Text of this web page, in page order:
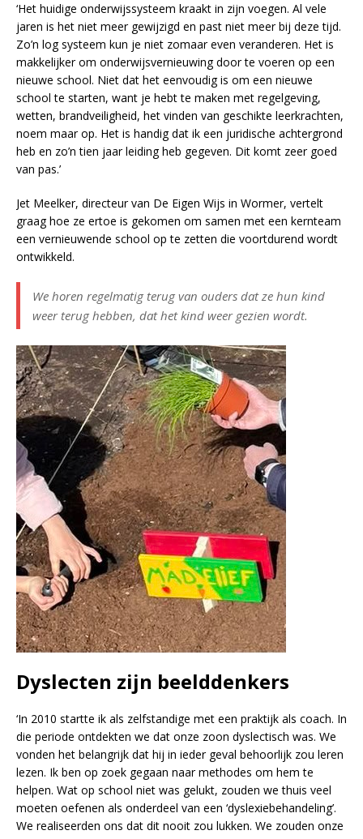
‘Het huidige onderwijssysteem kraakt in zijn voegen. Al vele
jaren is het niet meer gewijzigd en past niet meer bij deze tijd.
Zo’n log systeem kun je niet zomaar even veranderen. Het is
makkelijker om onderwijsvernieuwing door te voeren op een
nieuwe school. Niet dat het eenvoudig is om een nieuwe
school te starten, want je hebt te maken met regelgeving,
wetten, brandveiligheid, het vinden van geschikte leerkrachten,
noem maar op. Het is handig dat ik een juridische achtergrond
heb en zo’n tien jaar leiding heb gegeven. Dit komt zeer goed
van pas.’
Jet Meelker, directeur van De Eigen Wijs in Wormer, vertelt
graag hoe ze ertoe is gekomen om samen met een kernteam
een vernieuwende school op te zetten die voortdurend wordt
ontwikkeld.
We horen regelmatig terug van ouders dat ze hun kind
weer terug hebben, dat het kind weer gezien wordt.
Dyslecten zijn beelddenkers
‘In 2010 startte ik als zelfstandige met een praktijk als coach. In
die periode ontdekten we dat onze zoon dyslectisch was. We
vonden het belangrijk dat hij in ieder geval behoorlijk zou leren
lezen. Ik ben op zoek gegaan naar methodes om hem te
helpen. Wat op school niet was gelukt, zouden we thuis veel
moeten oefenen als onderdeel van een ‘dyslexiebehandeling’.
We realiseerden ons dat dit nooit zou lukken. We zouden onze